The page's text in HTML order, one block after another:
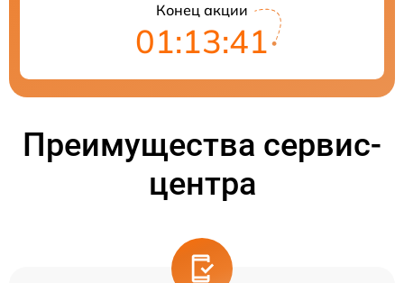
Конец акции
01:13:40
Преимущества сервис-
центра